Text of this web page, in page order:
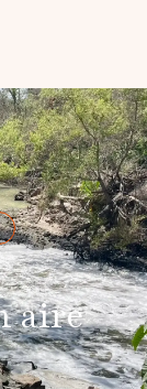
aire